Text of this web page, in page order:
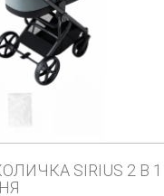
SIRIUS 2 В 1